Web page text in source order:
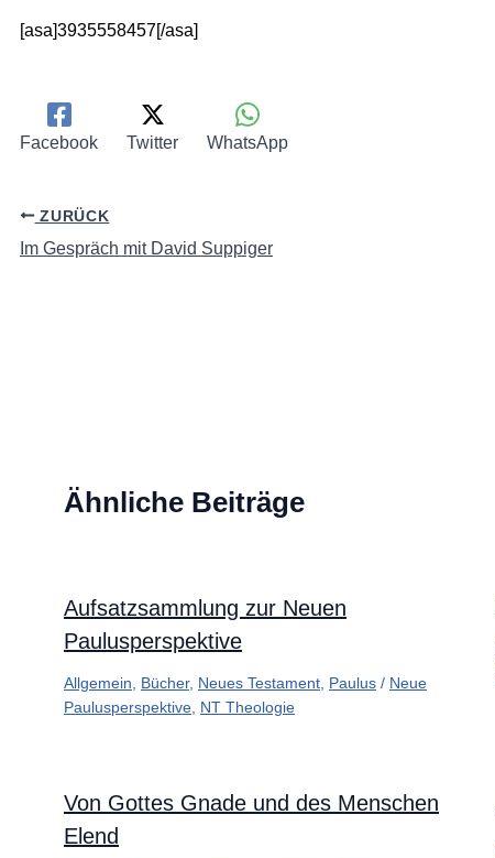
[asa]3935558457[/asa]
Facebook Twitter WhatsApp
ZURÜCK
Im Gespräch mit David Suppiger
Ähnliche Beiträge
Aufsatzsammlung zur Neuen
Paulusperspektive
Allgemein Bücher, Neues Testament Paulus / Neue
Paulusperspektive NT Theologie
Von Gottes Gnade und des Menschen
Elend